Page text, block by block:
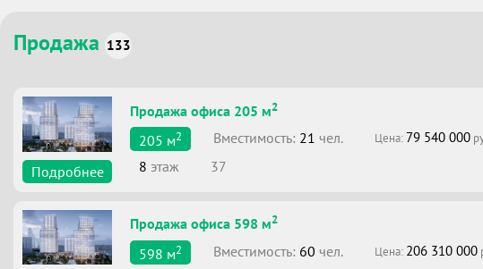
Продажа 133
Подробнее
Продажа офиса 205 м2
205 м2 Вместимоcть: 21 чел. Цена: 79 540 000
8 этаж 37
Продажа офиса 598 м2
598 м2 Вместимоcть: 60 чел. Цена: 206 310 000